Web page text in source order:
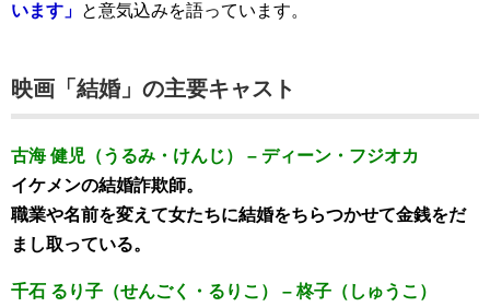
います」 と意気込みを語っています。
映画「結婚」の主要キャスト
古海 健児（うるみ・けんじ） – ディーン・フジオカ
イケメンの結婚詐欺師。
職業や名前を変えて女たちに結婚をちらつかせて金銭をだ
まし取っている。
千石 るり子（せんごく・るりこ） – 柊子（しゅうこ）